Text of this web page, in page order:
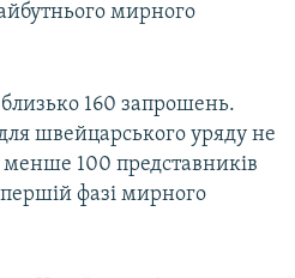
мирного
близько 160 запрошень.
швейцарського уряду не
100 представників
фазі мирного